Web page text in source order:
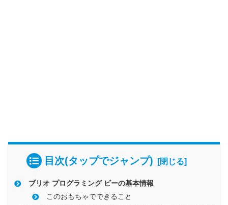
目次(タップでジャンプ)
ブリオ プログラミング ビーの基本情報
このおもちゃでできること